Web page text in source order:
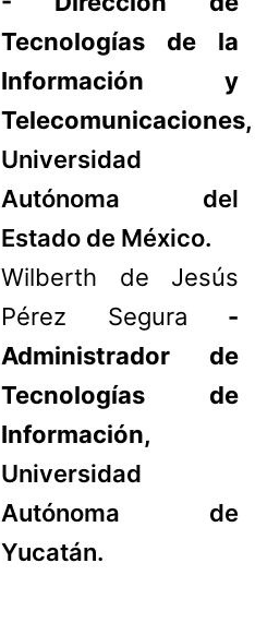
Tecnologías de la
Información y
Telecomunicaciones,
Universidad
Autónoma del
Estado de México.
Wilberth de Jesús
Pérez Segura -
Administrador de
Tecnologías de
Información,
Universidad
Autónoma de
Yucatán.